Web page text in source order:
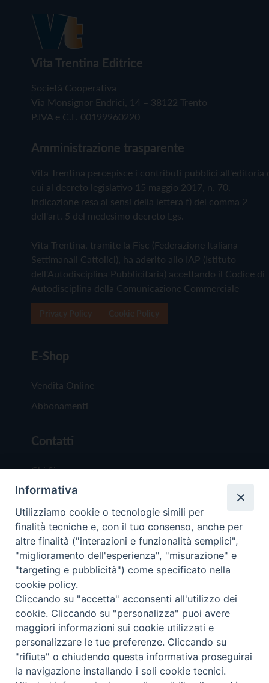
Vita Trentina Editrice
Società Cooperativa
Via Monsignor Endrici, 14 – 38122 Trento
P.IVA e C.F. 00199960220
Amministrazione trasparente
Vita Trentina percepisce i contributi pubblici all'editoria
cui al decreto legislativo 15 maggio 2017, n. 70.
Indicazione resa ai sensi della lettera f) del comma 2
dell'art. 5 del medesimo decreto Lgs.
Vita Trentina, tramite la Fisc (Federazione Italiana
Settimanali Cattolici), ha aderito allo IAP (Istituto
dell'Autodisciplina Pubblicitaria) accettando il Codice di
Autodisciplina della Comunicazione Commerciale
E-Shop
Vendita Online
Abbonamenti
Contatti
Chi Siamo
Redazione
Scrivici
Copyright © 2019 - Tutti i diritti riservati - Vita
Trentina Editrice
Privacy Policy
Torna
Informativa
Utilizziamo cookie o tecnologie simili per
finalità tecniche e, con il tuo consenso, anche per
altre finalità ("interazioni e funzionalità semplici",
"miglioramento dell'esperienza", "misurazione" e
"targeting e pubblicità") come specificato nella
cookie policy.
Cliccando su "accetta" acconsenti all'utilizzo dei
cookie. Cliccando su "personalizza" puoi avere
maggiori informazioni sui cookie utilizzati e
personalizzare le tue preferenze. Cliccando su
"rifiuta" o chiudendo questa informativa proseguirai
la navigazione installando i soli cookie tecnici.